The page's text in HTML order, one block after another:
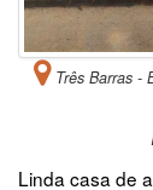
Três Barras -
Linda casa de